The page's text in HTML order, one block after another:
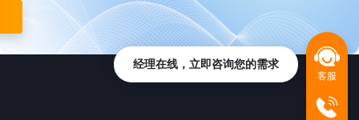
客服
经理在线，立即咨询您的需求